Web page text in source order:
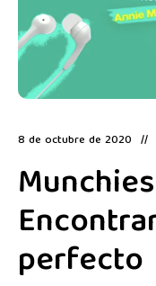
8 de octubre de 2020
perfecto